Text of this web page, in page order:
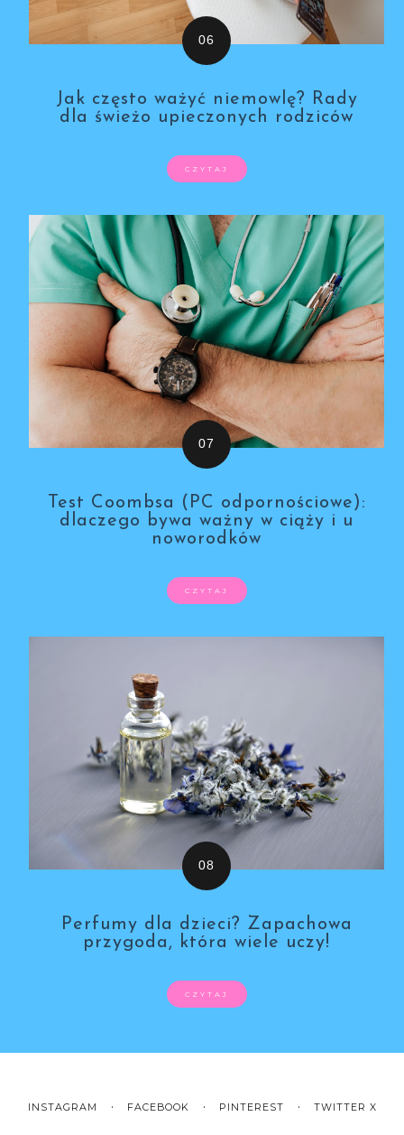
Jak często ważyć niemowlę? Rady
dla świeżo upieczonych rodziców
CZYTAJ
Test Coombsa (PC odpornościowe):
dlaczego bywa ważny w ciąży i u
noworodków
CZYTAJ
Perfumy dla dzieci? Zapachowa
przygoda, która wiele uczy!
CZYTAJ
INSTAGRAM FACEBOOK PINTEREST TWITTER X